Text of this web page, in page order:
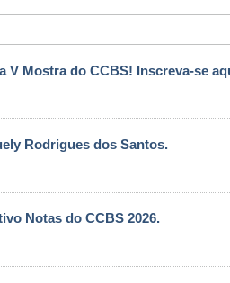
V Mostra do CCBS! Inscreva-se
Rodrigues dos Santos.
Notas do CCBS 2026.